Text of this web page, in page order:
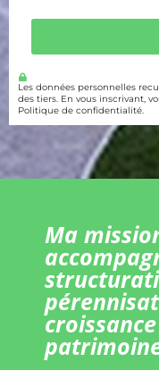
Les données personnelles
des tiers. En vous inscrivant,
Politique de confidentialité.
Ma